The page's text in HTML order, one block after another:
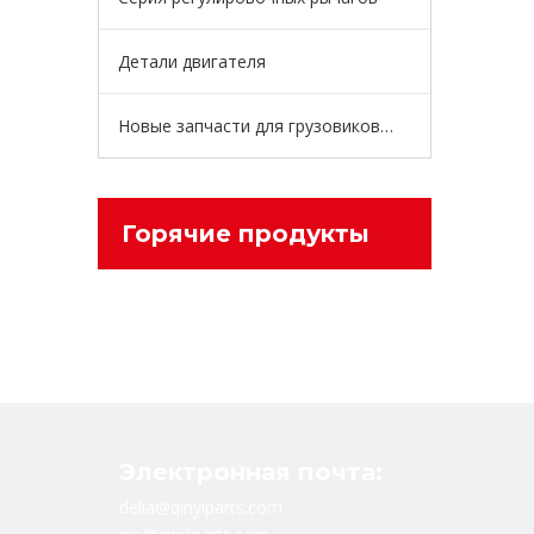
Детали двигателя
Новые запчасти для грузовиков энергии
Горячие продукты